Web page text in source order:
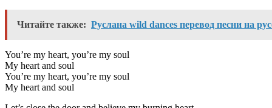
Читайте также: Руслана wild dances перевод песни на
You’re my heart, you’re my soul
My heart and soul
You’re my heart, you’re my soul
My heart and soul